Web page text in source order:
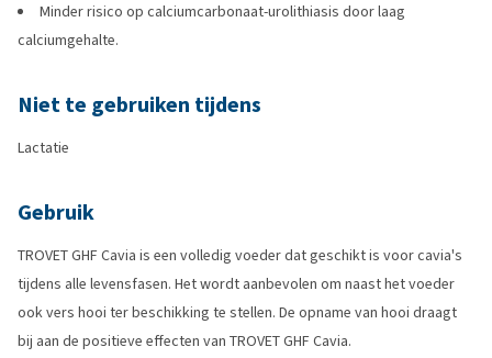
Minder risico op calciumcarbonaat-urolithiasis door laag
calciumgehalte.
Niet te gebruiken tijdens
Lactatie
Gebruik
TROVET GHF Cavia is een volledig voeder dat geschikt is voor cavia's
tijdens alle levensfasen. Het wordt aanbevolen om naast het voeder
ook vers hooi ter beschikking te stellen. De opname van hooi draagt
bij aan de positieve effecten van TROVET GHF Cavia.